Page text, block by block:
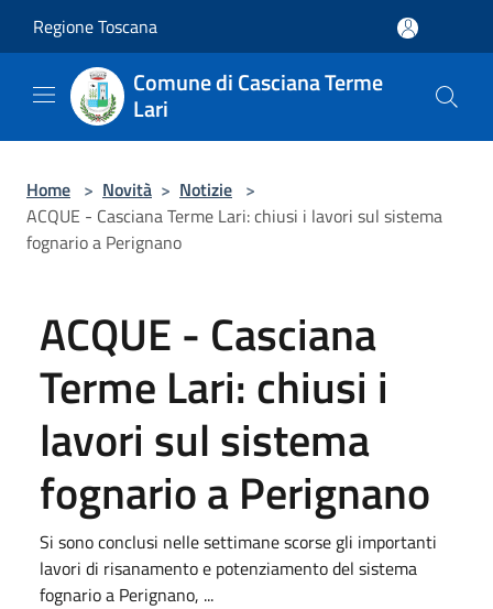
Regione Toscana
Comune di Casciana Terme
Lari
Home > Novità > Notizie >
ACQUE - Casciana Terme Lari: chiusi i lavori sul sistema
fognario a Perignano
ACQUE - Casciana
Terme Lari: chiusi i
lavori sul sistema
fognario a Perignano
Si sono conclusi nelle settimane scorse gli importanti
lavori di risanamento e potenziamento del sistema
fognario a Perignano, ...